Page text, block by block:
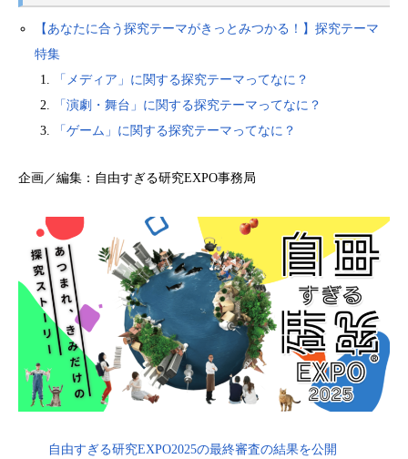
【あなたに合う探究テーマがきっとみつかる！】探究テーマ
特集
「メディア」に関する探究テーマってなに？
「演劇・舞台」に関する探究テーマってなに？
「ゲーム」に関する探究テーマってなに？
企画／編集：自由すぎる研究EXPO事務局
自由すぎる研究EXPO2025の最終審査の結果を公開